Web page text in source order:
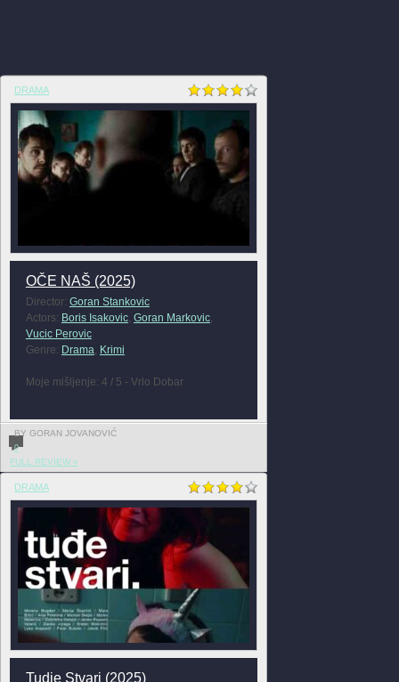
DRAMA
OČE NAŠ (2025)
Director: Goran Stankovic
Actors: Boris Isakovic, Goran Markovic,
Vucic Perovic
Genre: Drama, Krimi
Moje mišljenje: 4 / 5 - Vrlo Dobar
BY GORAN JOVANOVIĆ
0
FULL REVIEW »
DRAMA
Tudje Stvari (2025)